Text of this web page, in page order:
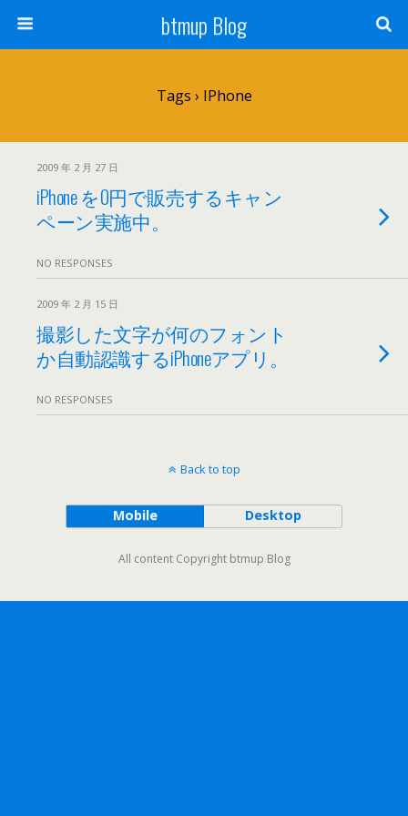
btmup Blog
Tags › IPhone
2009 年 2 月 27 日
iPhone を0円で販売するキャン
ペーン実施中。
NO RESPONSES
2009 年 2 月 15 日
撮影した文字が何のフォント
か自動認識するiPhoneアプリ。
NO RESPONSES
Back to top
Mobile Desktop
All content Copyright btmup Blog